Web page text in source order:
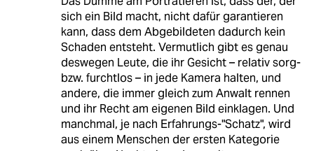
sich ein Bild macht, nicht dafür garantieren
kann, dass dem Abgebildeten dadurch kein
Schaden entsteht. Vermutlich gibt es genau
deswegen Leute, die ihr Gesicht – relativ sorg-
bzw. furchtlos – in jede Kamera halten, und
andere, die immer gleich zum Anwalt rennen
und ihr Recht am eigenen Bild einklagen. Und
manchmal, je nach Erfahrungs-"Schatz", wird
aus einem Menschen der ersten Kategorie